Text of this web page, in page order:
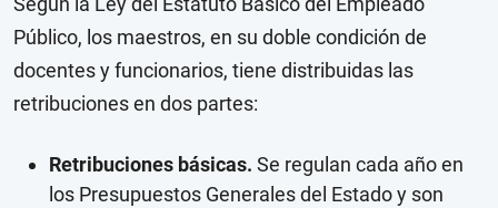
Público, los maestros, en su doble condición de
docentes y funcionarios, tiene distribuidas las
retribuciones en dos partes:
Retribuciones básicas. Se regulan cada año en
los Presupuestos Generales del Estado y son